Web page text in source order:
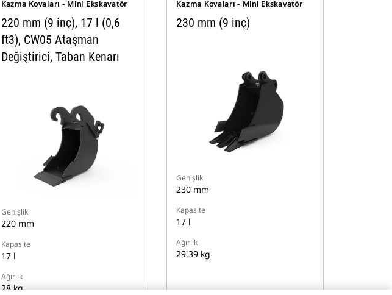
Kazma Kovaları - Mini Ekskavatör
220 mm (9 inç), 17 l (0,6
ft3), CW05 Ataşman
Değiştirici, Taban Kenarı
Genişlik
220 mm
Kapasite
17 l
Ağırlık
28 kg
Kazma Kovaları - Mini Ekskavatör
230 mm (9 inç)
Genişlik
230 mm
Kapasite
17 l
Ağırlık
29.39 kg